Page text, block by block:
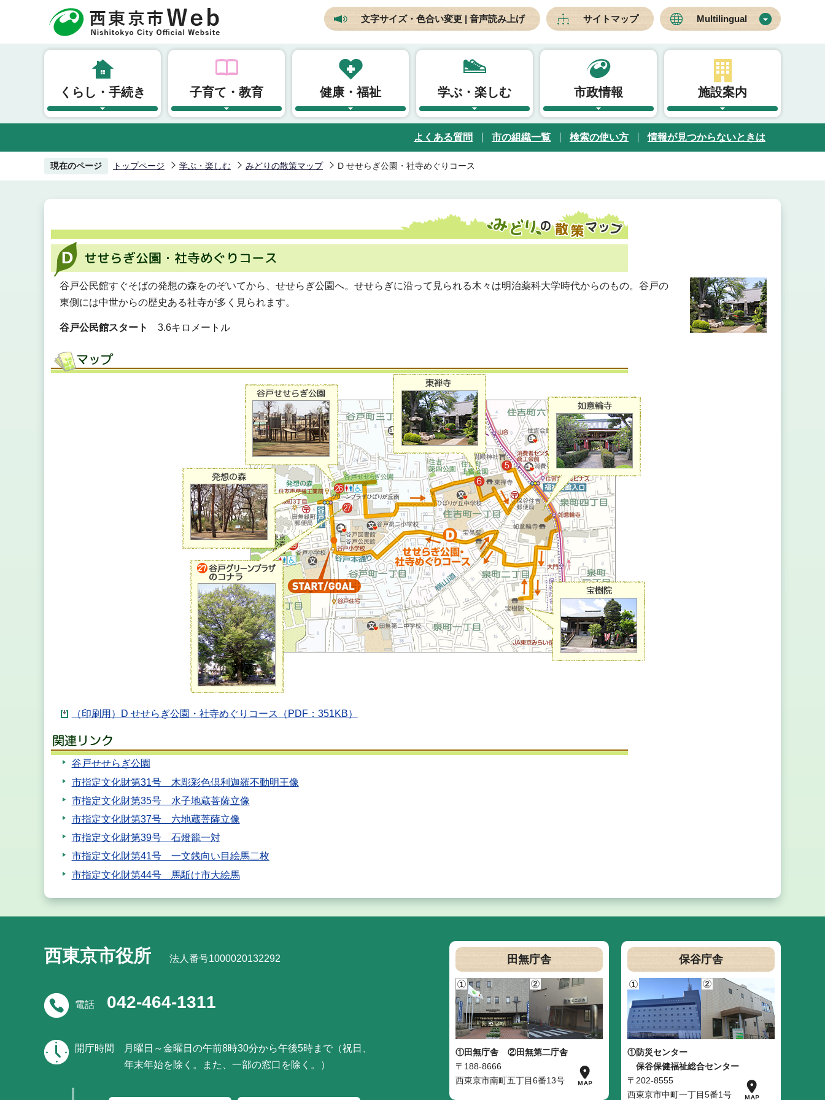
頭
文字サイズ・色合い変更 | 音声読み上げ サイトマップ Multilingual
くらし・手続き 子育て・教育 健康・福祉 学ぶ・楽しむ 市政情報 施設案内
よくある質問 市の組織一覧 検索の使い方 情報が見つからないときは
現在のページ トップページ 学ぶ・楽しむ みどりの散策マップ D せせらぎ公園・社寺めぐりコース
谷戸公民館すぐそばの発想の森をのぞいてから、せせらぎ公園へ。せせらぎに沿って見られる木々は明治薬科大学時代からのもの。谷戸の
東側には中世からの歴史ある社寺が多く見られます。
谷戸公民館スタート 3.6キロメートル
（印刷用）D せせらぎ公園・社寺めぐりコース（PDF：351KB）
谷戸せせらぎ公園
市指定文化財第31号 木彫彩色倶利迦羅不動明王像
市指定文化財第35号 水子地蔵菩薩立像
市指定文化財第37号 六地蔵菩薩立像
市指定文化財第39号 石燈籠一対
市指定文化財第41号 一文銭向い目絵馬二枚
市指定文化財第44号 馬駈け市大絵馬
西東京市役所 法人番号1000020132292
電話 042-464-1311
開庁時間
月曜日～金曜日の午前8時30分から午後5時まで（祝日、
年末年始を除く。また、一部の窓口を除く。）
田無庁舎
①田無庁舎
②田無第二庁舎
〒188-8666
西東京市南町五丁目6番13号
保谷庁舎
①防災センター
保谷保健福祉総合センター
〒202-8555
西東京市中町一丁目5番1号